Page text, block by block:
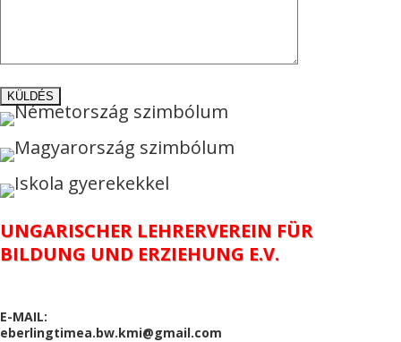
UNGARISCHER LEHRERVEREIN FÜR
BILDUNG UND ERZIEHUNG E.V.
E-MAIL:
eberlingtimea.bw.kmi@gmail.com